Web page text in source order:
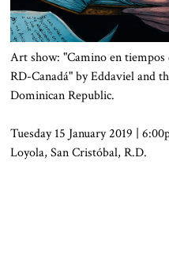
Art show: "Camino entiempos
RD-Canadá" byEddavieland
DominicanRepublic.
Tuesday 15 January 2019 |
Loyola, San Cristóbal, R.D.